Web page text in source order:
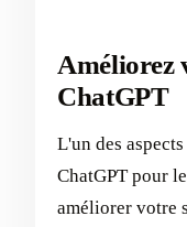
Améliorez
ChatGPT
L'un des
ChatGPT pour
améliorer votre